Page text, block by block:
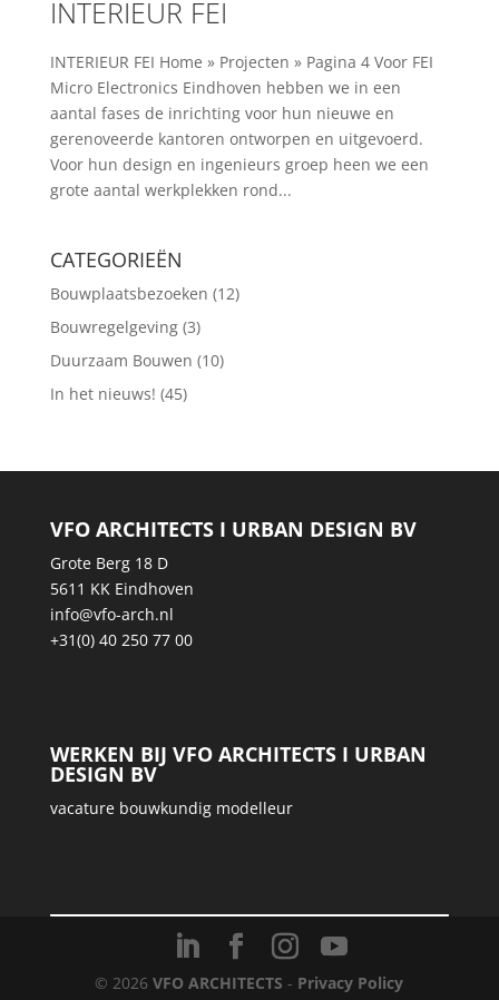
INTERIEUR FEI
INTERIEUR FEI Home » Projecten » Pagina 4 Voor FEI
Micro Electronics Eindhoven hebben we in een
aantal fases de inrichting voor hun nieuwe en
gerenoveerde kantoren ontworpen en uitgevoerd.
Voor hun design en ingenieurs groep heen we een
grote aantal werkplekken rond...
CATEGORIEËN
Bouwplaatsbezoeken (12)
Bouwregelgeving(3)
Duurzaam Bouwen (10)
In het nieuws! (45)
VFO ARCHITECTS I URBAN DESIGN BV
Grote Berg 18 D
5611 KK Eindhoven
info@vfo-arch.nl
+31(0) 40 250 77 00
WERKEN BIJ VFO ARCHITECTS I URBAN
DESIGN BV
vacature bouwkundig modelleur
© 2026VFO ARCHITECTS - Privacy Policy